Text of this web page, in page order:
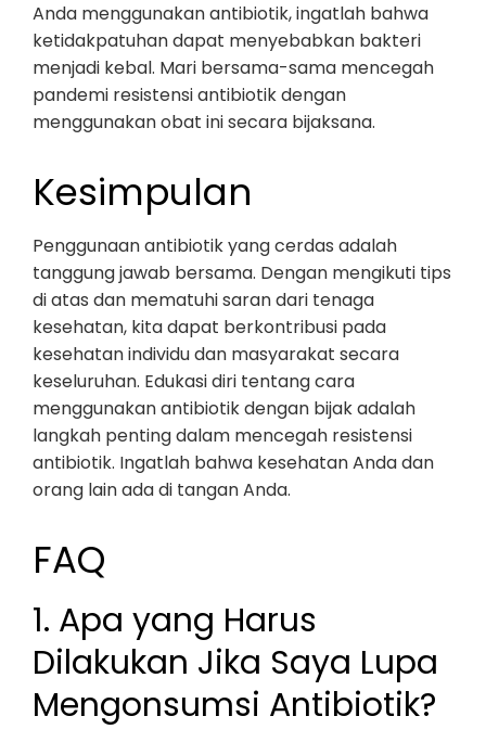
Anda menggunakan antibiotik, ingatlah bahwa
ketidakpatuhan dapat menyebabkan bakteri
menjadi kebal. Mari bersama-sama mencegah
pandemi resistensi antibiotik dengan
menggunakan obat ini secara bijaksana.
Kesimpulan
Penggunaan antibiotik yang cerdas adalah
tanggung jawab bersama. Dengan mengikuti tips
di atas dan mematuhi saran dari tenaga
kesehatan, kita dapat berkontribusi pada
kesehatan individu dan masyarakat secara
keseluruhan. Edukasi diri tentang cara
menggunakan antibiotik dengan bijak adalah
langkah penting dalam mencegah resistensi
antibiotik. Ingatlah bahwa kesehatan Anda dan
orang lain ada di tangan Anda.
FAQ
1. Apa yang Harus
Dilakukan Jika Saya Lupa
Mengonsumsi Antibiotik?